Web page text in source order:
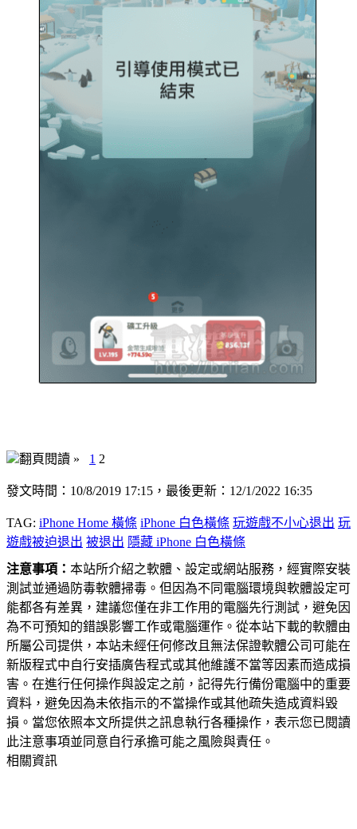
翻頁閱讀 » 1 2
發文時間：10/8/2019 17:15，最後更新：12/1/2022 16:35
TAG: iPhone Home 橫條 iPhone 白色橫條 玩遊戲不小心退出 玩
遊戲被迫退出 被退出 隱藏 iPhone 白色橫條
注意事項： 本站所介紹之軟體、設定或網站服務，經實際安裝
測試並通過防毒軟體掃毒。但因為不同電腦環境與軟體設定可
能都各有差異，建議您僅在非工作用的電腦先行測試，避免因
為不可預知的錯誤影響工作或電腦運作。從本站下載的軟體由
所屬公司提供，本站未經任何修改且無法保證軟體公司可能在
新版程式中自行安插廣告程式或其他維護不當等因素而造成損
害。在進行任何操作與設定之前，記得先行備份電腦中的重要
資料，避免因為未依指示的不當操作或其他疏失造成資料毀
損。當您依照本文所提供之訊息執行各種操作，表示您已閱讀
此注意事項並同意自行承擔可能之風險與責任。
相關資訊